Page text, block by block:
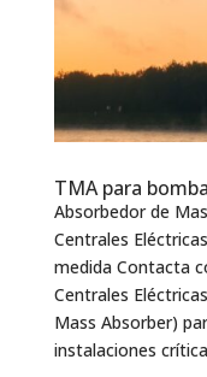
TMA para
Absorbedor de
Centrales
medida Contacta
Centrales
Mass Absorber)
instalaciones